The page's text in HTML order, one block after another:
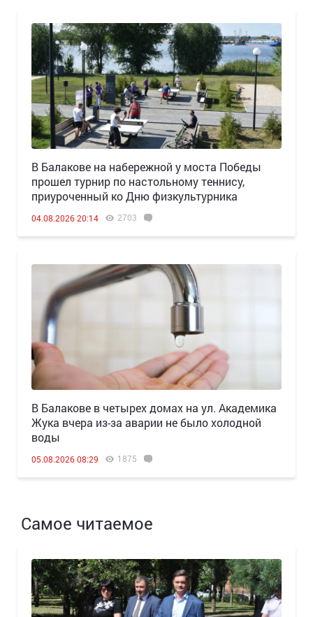
В Балакове на набережной у моста Победы
прошел турнир по настольному теннису,
приуроченный ко Дню физкультурника
04.08.2026 20:14 2703
В Балакове в четырех домах на ул. Академика
Жука вчера из-за аварии не было холодной
воды
05.08.2026 08:29 1875
Самое читаемое